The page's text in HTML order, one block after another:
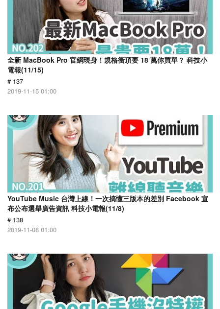
全新 MacBook Pro 官網現身！規格衝頂要 18 萬你買單？ 科技小
電報(11/15)
# 137
2019-11-15 01:00
YouTube Music 台灣上線！一次搞懂三版本的差別 Facebook 宣
布公布選舉廣告資訊 科技小電報(11/8)
# 138
2019-11-08 01:00